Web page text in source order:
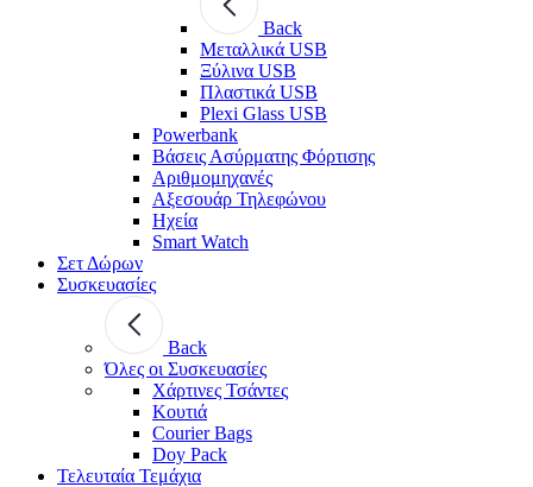
Back
Μεταλλικά USB
Ξύλινα USB
Πλαστικά USB
Plexi Glass USB
Powerbank
Βάσεις Ασύρματης Φόρτισης
Αριθμομηχανές
Αξεσουάρ Τηλεφώνου
Ηχεία
Smart Watch
Σετ Δώρων
Συσκευασίες
Back
Όλες οι Συσκευασίες
Χάρτινες Τσάντες
Κουτιά
Courier Bags
Doy Pack
Τελευταία Τεμάχια